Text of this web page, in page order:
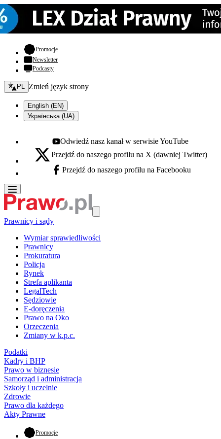
Promocje- otwiera się w nowej karcie
Newsletter
Podcasty
Zmień język - bieżący:
PL Zmień język strony
English (EN)
Українська (UA)
Youtube - otwiera się w nowej karcie
Odwiedź nasz kanał w serwisie YouTube
X - otwiera się w nowej karcie
Przejdź do naszego profilu na X (dawniej Twitter)
Facebook - otwiera się w nowej karcie
Przejdź do naszego profilu na Facebooku
Prawnicy i sądy
Wymiar sprawiedliwości
Prawnicy
Prokuratura
Policja
Rynek
Strefa aplikanta
LegalTech
Sędziowie
E-doręczenia
Prawo na Oko
Orzeczenia
Zmiany w k.p.c.
Podatki
Kadry i BHP
Prawo w biznesie
Samorząd i administracja
Szkoły i uczelnie
Zdrowie
Prawo dla każdego
Akty Prawne
Promocje- otwiera się w nowej karcie